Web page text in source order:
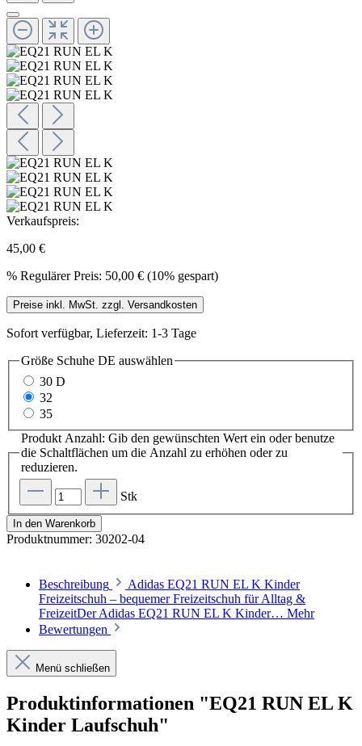
Verkaufspreis:
45,00 €
% Regulärer Preis: 50,00 € (10% gespart)
Preise inkl. MwSt. zzgl. Versandkosten
Sofort verfügbar, Lieferzeit: 1-3 Tage
Größe Schuhe DE auswählen
30 D
32
35
Produkt Anzahl: Gib den gewünschten Wert ein oder benutze
die Schaltflächen um die Anzahl zu erhöhen oder zu
reduzieren.
Stk
In den Warenkorb
Produktnummer: 30202-04
Beschreibung
Adidas EQ21 RUN EL K Kinder
Freizeitschuh – bequemer Freizeitschuh für Alltag &
FreizeitDer Adidas EQ21 RUN EL K Kinder… Mehr
Bewertungen
Menü schließen
Produktinformationen "EQ21 RUN EL K
Kinder Laufschuh"